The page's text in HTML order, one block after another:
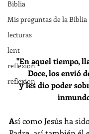
Biblia
Mis preguntas de la Biblia
lecturas
lent
reflexion
reflexion
"En aquel tiempo,
Doce, los envió
y les dio poder sobre los espíritus
Así como Jesús ha